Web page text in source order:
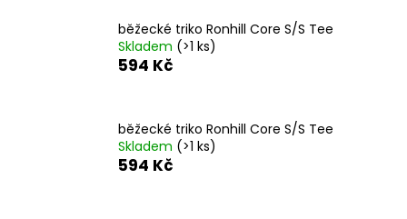
běžecké triko Ronhill Core S/S Tee
Skladem (>1 ks)
594 Kč
běžecké triko Ronhill Core S/S Tee
Skladem (>1 ks)
594 Kč